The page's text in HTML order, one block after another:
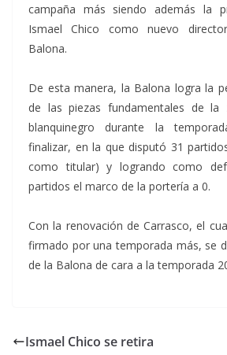
campaña más siendo además la
Ismael Chico como nuevo
Balona.
De esta manera, la Balona logra la
de las piezas fundamentales dela
blanquinegro durante la
finalizar, en la que disputó 31
como titular) y logrando como
partidos el marco de la portería a 0.
Con la renovación de Carrasco, el
firmado por una temporada más, se
de la Balona de cara a la temporada
Ismael Chico se retira